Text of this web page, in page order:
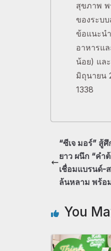
สุขภาพ พ
ของระบ
ข้อแนะน
อาหารแ
น้อย) แล
มิถุนายน
1338
“ซีเจ มอร์” สู้
ยาว ผนึก “คำ
เชื่อมแบรนด์-
ล้นหลาม พร้อ
You